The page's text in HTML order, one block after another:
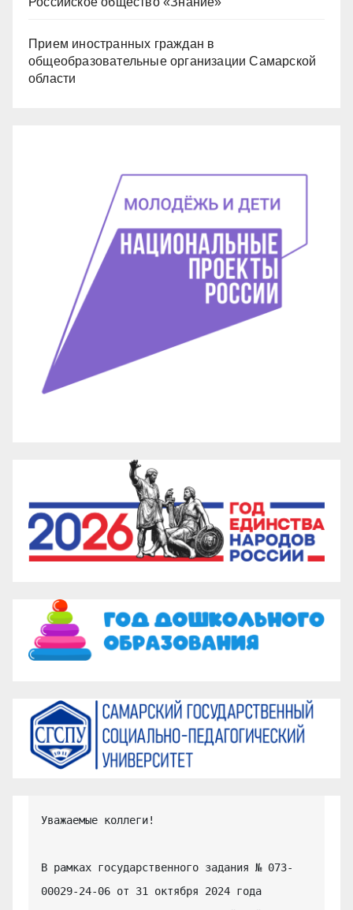
Прием иностранных граждан в
общеобразовательные организации Самарской
области
Уважаемые коллеги!
В рамках государственного задания № 073-
00029-24-06 от 31 октября 2024 года